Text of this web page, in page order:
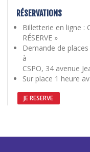
RÉSERVATIONS
Billetterie en ligne :
RÉSERVE »
Demande de
à
CSPO, 34 avenue
Sur place 1 heure
JE RESERVE